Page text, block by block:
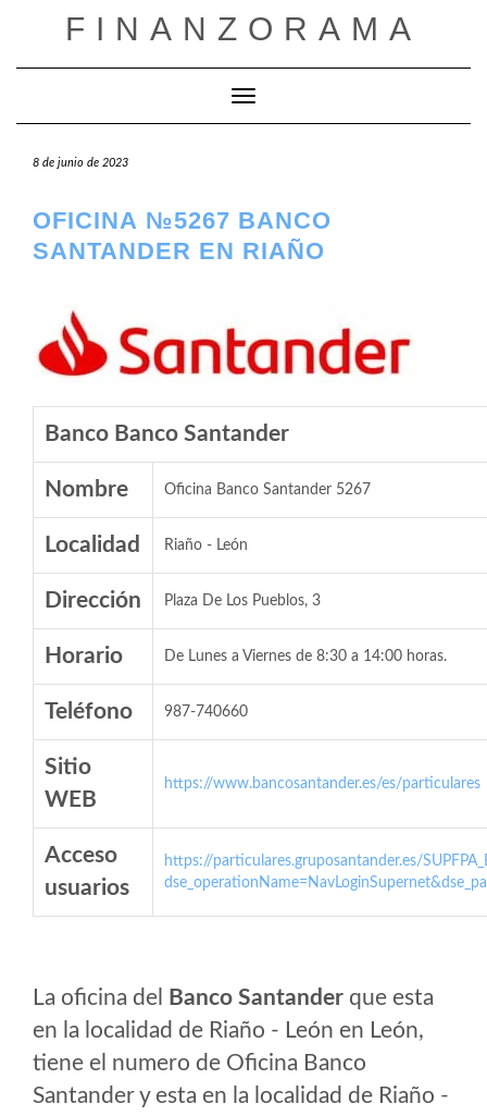
FINANZORAMA
Cambiar modo de navegación
8 de junio de 2023
OFICINA №5267 BANCO
SANTANDER EN RIAÑO
Banco Banco Santander
Nombre Oficina Banco Santander 5267
Localidad Riaño - León
Dirección Plaza De Los Pueblos, 3
Horario De Lunes a Viernes de 8:30 a 14:00 horas.
Teléfono 987-740660
Sitio
WEB
https://www.bancosantander.es/es/particulares
Acceso
usuarios
https://particulares.gruposantander.es/
La oficina del Banco Santander que esta
en la localidad de Riaño - León en León,
tiene el numero de Oficina Banco
Santander y esta en la localidad de Riaño -